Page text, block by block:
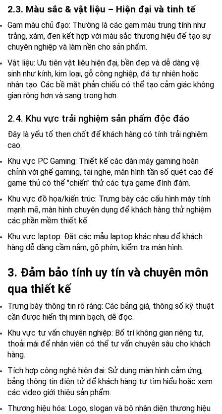
2.3. Màu sắc & vật liệu – Hiện đại và tinh tế
Gam màu chủ đạo: Thường là các gam màu trung tính như
trắng, xám, đen kết hợp với màu sắc thương hiệu để tạo sự
chuyên nghiệp và làm nền cho sản phẩm.
Vật liệu: Ưu tiên vật liệu hiện đại, bền đẹp và dễ dàng vệ
sinh như kính, kim loại, gỗ công nghiệp, đá tự nhiên hoặc
nhân tạo. Các bề mặt phản chiếu có thể tạo cảm giác không
gian rộng hơn và sang trọng hơn.
2.4. Khu vực trải nghiệm sản phẩm độc đáo
Đây là yếu tố then chốt để khách hàng có tính trải nghiệm
cao.
Khu vực PC Gaming: Thiết kế các dàn máy gaming hoàn
chỉnh với ghế gaming, tai nghe, màn hình tần số quét cao để
game thủ có thể "chiến" thử các tựa game đình đám.
Khu vực đồ họa/kiến trúc: Trưng bày các cấu hình máy tính
mạnh mẽ, màn hình chuyên dụng để khách hàng thử nghiệm
các phần mềm thiết kế.
Khu vực laptop: Đặt các mẫu laptop khác nhau để khách
hàng dễ dàng cầm nắm, gõ phím, kiểm tra màn hình.
3. Đảm bảo tính uy tín và chuyên môn
qua thiết kế
Trưng bày thông tin rõ ràng: Các bảng giá, thông số kỹ thuật
cần được hiển thị minh bạch, dễ đọc.
Khu vực tư vấn chuyên nghiệp: Bố trí không gian riêng tư,
thoải mái để nhân viên có thể tư vấn chuyên sâu cho khách
hàng.
Tích hợp công nghệ hiện đại: Sử dụng màn hình cảm ứng,
bảng thông tin điện tử để khách hàng tự tìm hiểu hoặc xem
các video giới thiệu sản phẩm.
Thương hiệu hóa: Logo, slogan và bộ nhận diện thương hiệu